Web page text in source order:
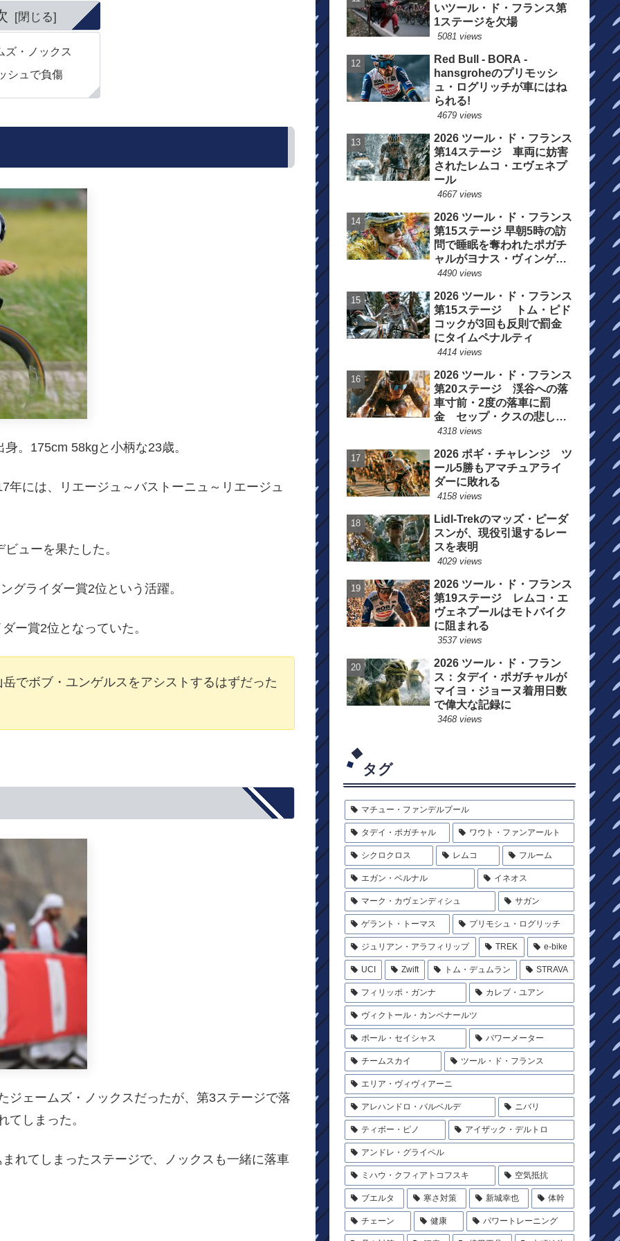
ズ・ノックス
シュで負傷
。175cm 58kgと小柄な23歳。
年には、リエージュ～バストーニュ～リエージュ
ューを果たした。
グライダー賞2位という活躍。
ー賞2位となっていた。
でボブ・ユンゲルスをアシストするはずだった
ジェームズ・ノックスだったが、第3ステージで落
てしまった。
れてしまったステージで、ノックスも一緒に落車
いツール・ド・フランス第
1ステージを欠場
5081 views
Red Bull - BORA -
hansgroheのプリモッシ
ュ・ログリッチが車にはね
られる!
4679 views
2026 ツール・ド・フランス
第14ステージ 車両に妨害
されたレムコ・エヴェネプ
ール
4667 views
2026 ツール・ド・フランス
第15ステージ 早朝5時の訪
問で睡眠を奪われたポガチ
ャルがヨナス・ヴィンゲゴ
ーの離脱を惜しむ
4490 views
2026 ツール・ド・フランス
第15ステージ トム・ピド
コックが3回も反則で罰金
にタイムペナルティ
4414 views
2026 ツール・ド・フランス
第20ステージ 渓谷への落
車寸前・2度の落車に罰
金 セップ・クスの悲しい
一日
4318 views
2026 ポギ・チャレンジ ツ
ール5勝もアマチュアライ
ダーに敗れる
4158 views
Lidl-Trekのマッズ・ピーダ
スンが、現役引退するレー
スを表明
4029 views
2026 ツール・ド・フランス
第19ステージ レムコ・エ
ヴェネプールはモトバイク
に阻まれる
3537 views
2026 ツール・ド・フラン
ス：タデイ・ポガチャルが
マイヨ・ジョーヌ着用日数
で偉大な記録に
3468 views
タグ
マチュー・ファンデルプール
タデイ・ポガチャル ワウト・ファンアールト
シクロクロス レムコ フルーム
エガン・ベルナル イネオス
マーク・カヴェンディシュ サガン
ゲラント・トーマス プリモシュ・ログリッチ
ジュリアン・アラフィリップ TREK e-bike
UCI Zwift トム・デュムラン STRAVA
フィリッポ・ガンナ カレブ・ユアン
ヴィクトール・カンペナールツ
ポール・セイシャス パワーメーター
チームスカイ ツール・ド・フランス
エリア・ヴィヴィアーニ
アレハンドロ・バルベルデ ニバリ
ティボー・ピノ アイザック・デルトロ
アンドレ・グライペル
ミハウ・クフィアトコフスキ 空気抵抗
ブエルタ 寒さ対策 新城幸也 体幹
チェーン 健康 パワートレーニング